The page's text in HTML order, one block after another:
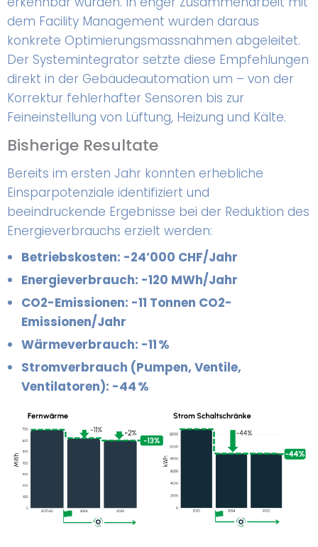
dem Facility Management wurden daraus
konkrete Optimierungsmassnahmen abgeleitet.
Der Systemintegrator setzte diese Empfehlungen
direkt in der Gebäudeautomation um – von der
Korrektur fehlerhafter Sensoren bis zur
Feineinstellung von Lüftung, Heizung und Kälte.
Bisherige Resultate
Bereits im ersten Jahr konnten erhebliche
Einsparpotenziale identifiziert und
beeindruckende Ergebnisse bei der Reduktion des
Energieverbrauchs erzielt werden:
Betriebskosten: -24’000 CHF/Jahr
Energieverbrauch: -120 MWh/Jahr
CO2-Emissionen: -11 Tonnen CO2-
Emissionen/Jahr
Wärmeverbrauch: -11 %
Stromverbrauch (Pumpen, Ventile,
Ventilatoren): -44 %